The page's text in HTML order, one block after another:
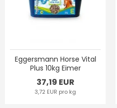
Eggersmann Horse Vital
Plus 10kg Eimer
37,19 EUR
3,72 EUR pro kg